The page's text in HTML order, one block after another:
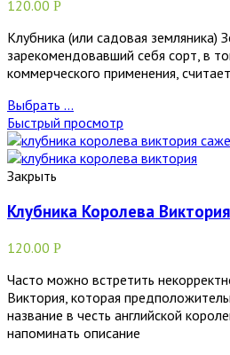
120.00 Р
Клубника (или садовая земляника)
зарекомендовавший себя сорт, в
коммерческого применения,
Выбрать ...
Быстрый просмотр
Закрыть
Клубника Королева Виктория
120.00 Р
Часто можно встретить
Виктория, которая
название в честь английской
напоминать описание